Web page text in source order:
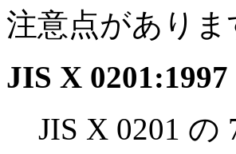
注意点がありま
JIS X 0201:1997
JIS X 0201